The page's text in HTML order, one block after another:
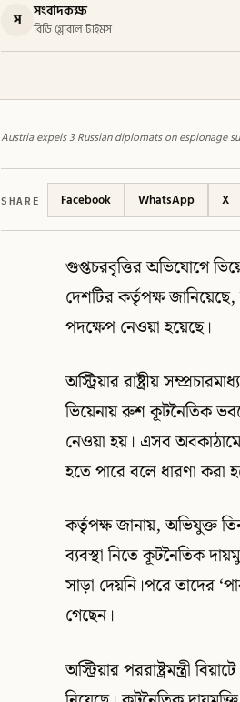
স সংবাদকক্ষ
বিডি গ্লোবাল টাইমস
Austria expels 3 Russian diplomats on espionage
SHARE Facebook WhatsApp X
গুপ্তচরবৃত্তির অভিযোগে
দেশটির কর্তৃপক্ষ
পদক্ষেপ নেওয়া হয়েছে।
অস্ট্রিয়ার রাষ্ট্রীয়
ভিয়েনায় রুশ কূটনৈতিক
নেওয়া হয়। এসব
হতে পারে বলে ধারণা করা
কর্তৃপক্ষ জানায়, অভিযুক্ত
ব্যবস্থা নিতে কূটনৈতিক
সাড়া দেয়নি।পরে তাদের
গেছেন।
অস্ট্রিয়ার পররাষ্ট্রমন্ত্রী